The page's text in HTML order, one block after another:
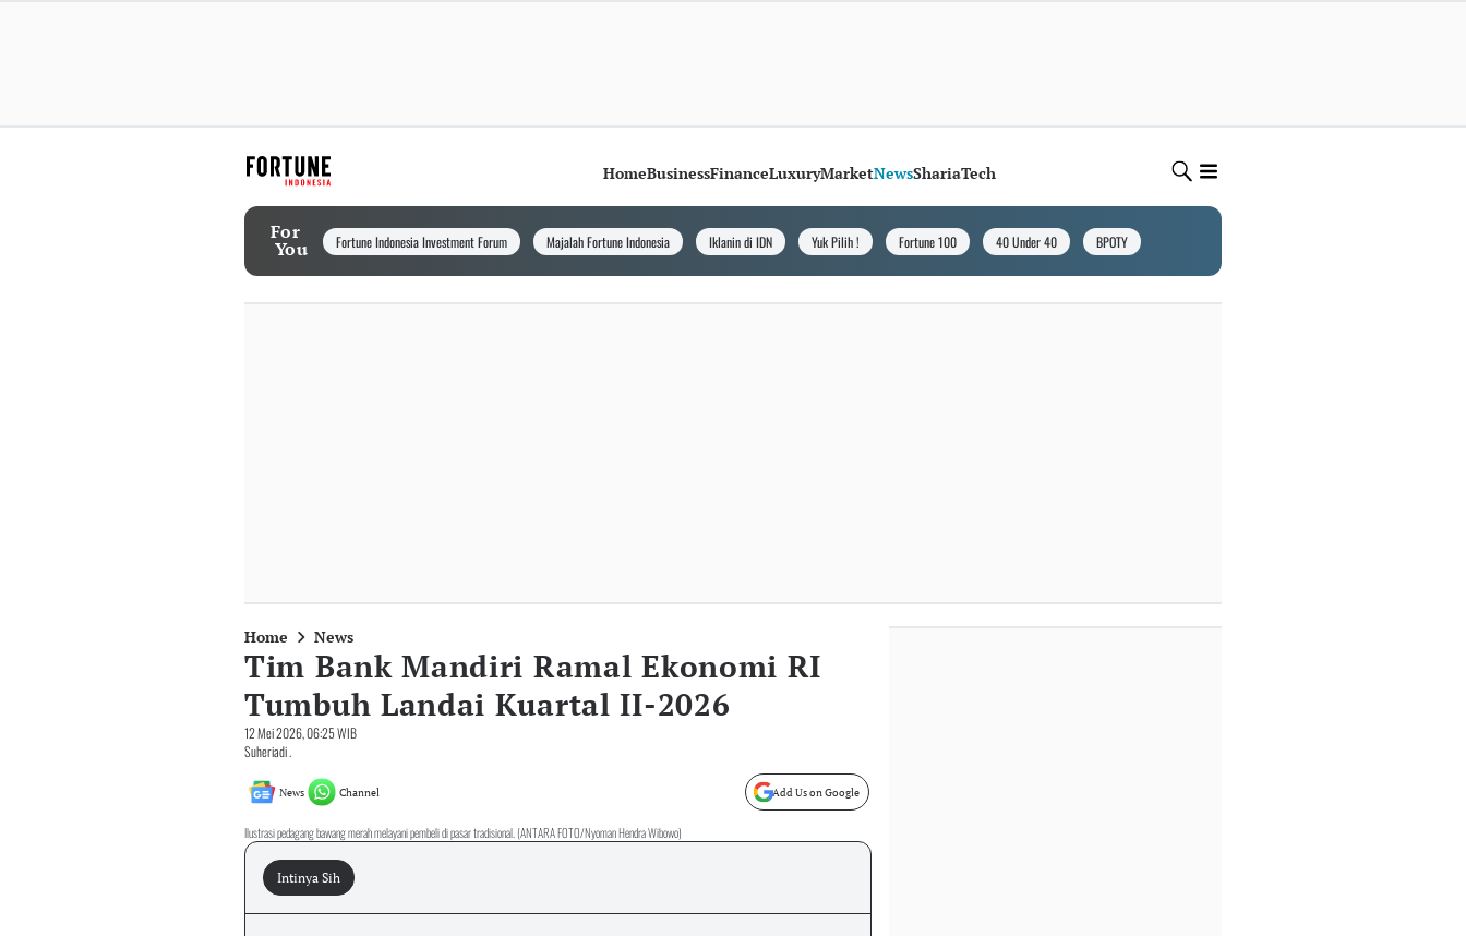
HomeBusinessFinanceLuxuryMarketNewsShariaTech
For
You Fortune Indonesia Investment Forum Majalah Fortune Indonesia Iklanin di IDN Yuk Pilih ! Fortune 100 40 Under 40 BPOTY
Home News
Tim Bank Mandiri Ramal Ekonomi RI
Tumbuh Landai Kuartal II-2026
12 Mei 2026, 06:25 WIB
Suheriadi .
News Channel Add Us on Google
Ilustrasi pedagang bawang merah melayani pembeli di pasar tradisional. (ANTARA FOTO/Nyoman Hendra Wibowo)
Intinya Sih